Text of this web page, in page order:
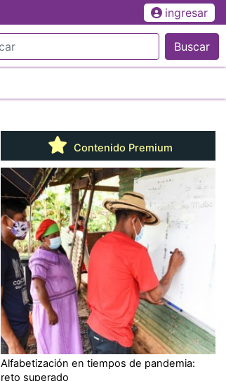
ingresar
Buscar
Contenido Premium
Alfabetización en tiempos de pandemia:
reto superado